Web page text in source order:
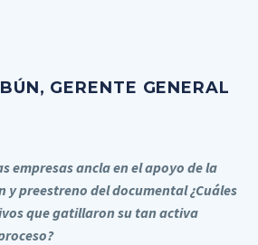
GERENTE GENERAL
empresas ancla en el apoyo de la
y preestreno del documental ¿Cuáles
que gatillaron su tan activa